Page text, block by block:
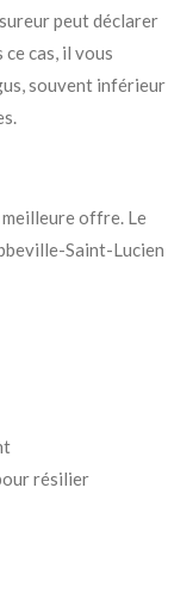
peut déclarer
cas, il vous
souvent inférieur
offre. Le
Saint-Lucien
résilier